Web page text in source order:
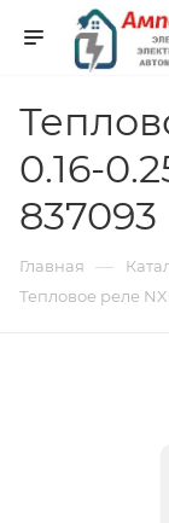
0.16-
837093
Главная —
Тепловое реле